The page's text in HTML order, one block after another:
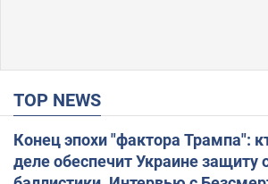
TOP NEWS
Конец эпохи "фактора Трампа":
деле обеспечит Украине защиту